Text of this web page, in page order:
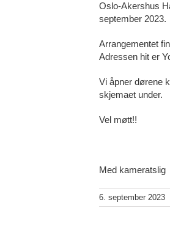
Oslo-Akershus
september 2023.
Arrangementet
Adressen hit er
Vi åpner dørene
skjemaet under.
Vel møtt!!
Med kameratslig
6. september 2023